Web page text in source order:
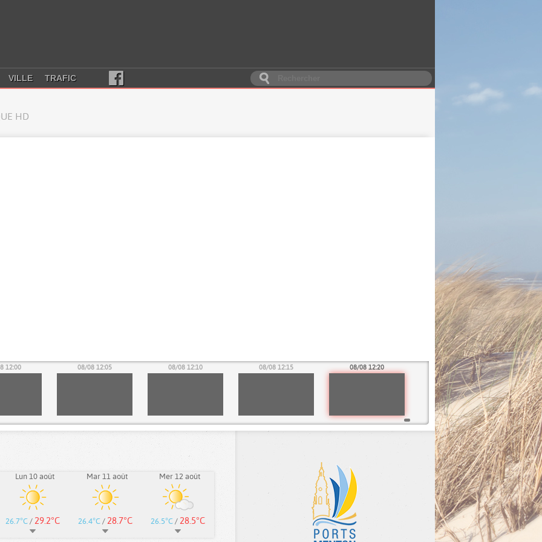
VILLE TRAFIC
HD
12:00 08/08 12:05 08/08 12:10 08/08 12:15 08/08 12:20
Lun 10 août
26.7°C / 29.2°C
Mar 11 août
26.4°C / 28.7°C
Mer 12 août
26.5°C / 28.5°C